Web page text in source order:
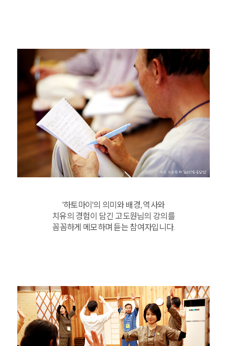
'하토마이'의 의미와 배경, 역사와
치유의 경험이 담긴 고도원님의 강의를
꼼꼼하게 메모하며 듣는 참여자입니다.